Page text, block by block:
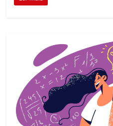
possibilidades
aula,
reforçando